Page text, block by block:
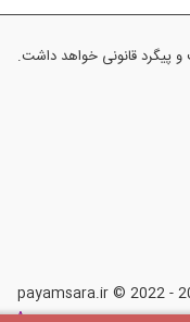
پیگرد قانونی خواهد داشت.
payamsara.ir © 2022 -